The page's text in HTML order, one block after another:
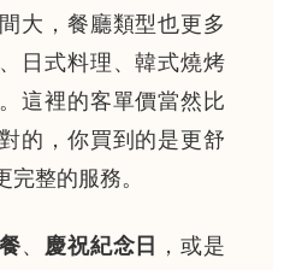
大，餐廳類型也更多
日式料理、韓式燒烤
這裡的客單價當然比
的，你買到的是更舒
整的服務。
、 慶祝紀念日
，或是